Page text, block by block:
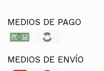
MEDIOS DE PAGO
MEDIOS DE ENVÍO